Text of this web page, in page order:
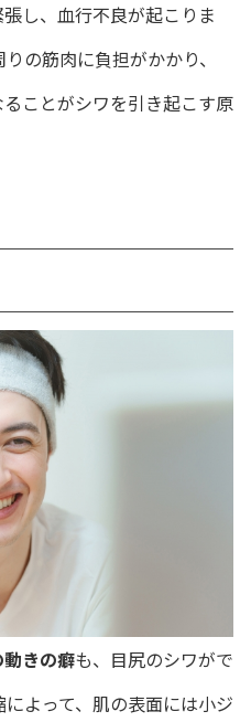
し、血行不良が起こりま
の筋肉に負担がかかり、
ことがシワを引き起こす原
きの癖も、目尻のシワがで
よって、肌の表面には小ジ